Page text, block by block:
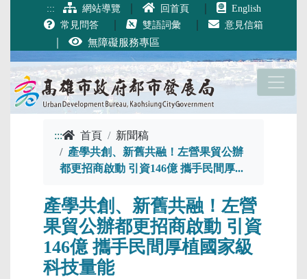
跳到主要內容
::: 網站導覽 回首頁
English
常見問答
雙語詞彙 意見信箱
無障礙服務專區
::: 首頁
新聞稿
產學共創、新舊共融！左營果貿公辦
都更招商啟動 引資146億 攜手民間厚...
產學共創、新舊共融！左營
果貿公辦都更招商啟動 引資
146億 攜手民間厚植國家級
科技量能